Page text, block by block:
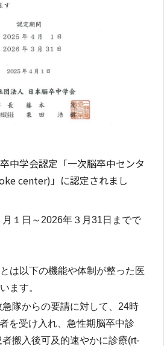
中学会認定「一次脳卒中センタ
center)」に認定されまし
１日～2026年３月31日までで
は以下の機能や体制が整った医
ます。
隊からの要請に対して、24時
を受け入れ、急性期脳卒中診
搬入後可及的速やかに診療(rt-